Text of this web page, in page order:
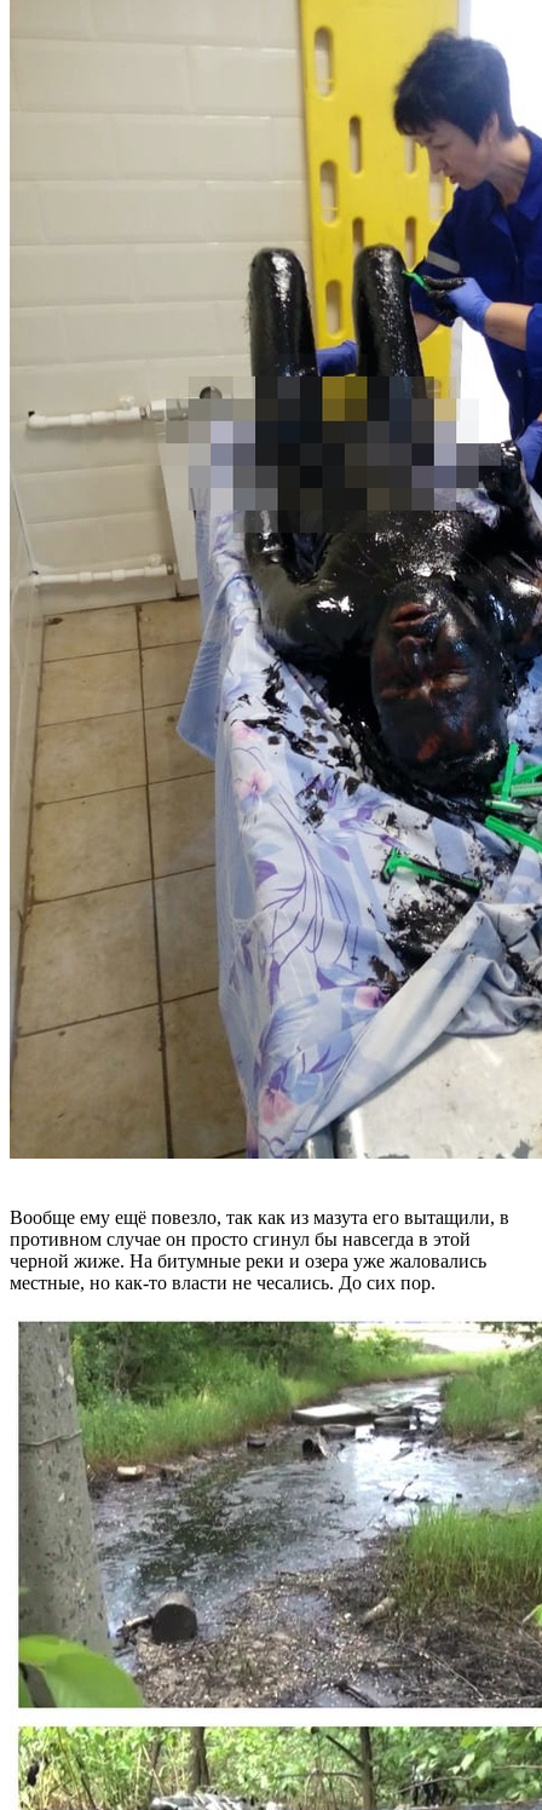
Вообще ему ещё повезло, так как из мазута его вытащили, в
противном случае он просто сгинул бы навсегда в этой
черной жиже. На битумные реки и озера уже жаловались
местные, но как-то власти не чесались. До сих пор.